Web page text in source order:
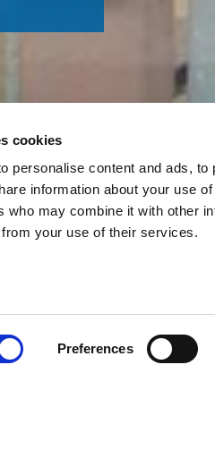
cookies
personalise content and ads,
information about your use
who may combine it with other
from your use of their services.
Preferences